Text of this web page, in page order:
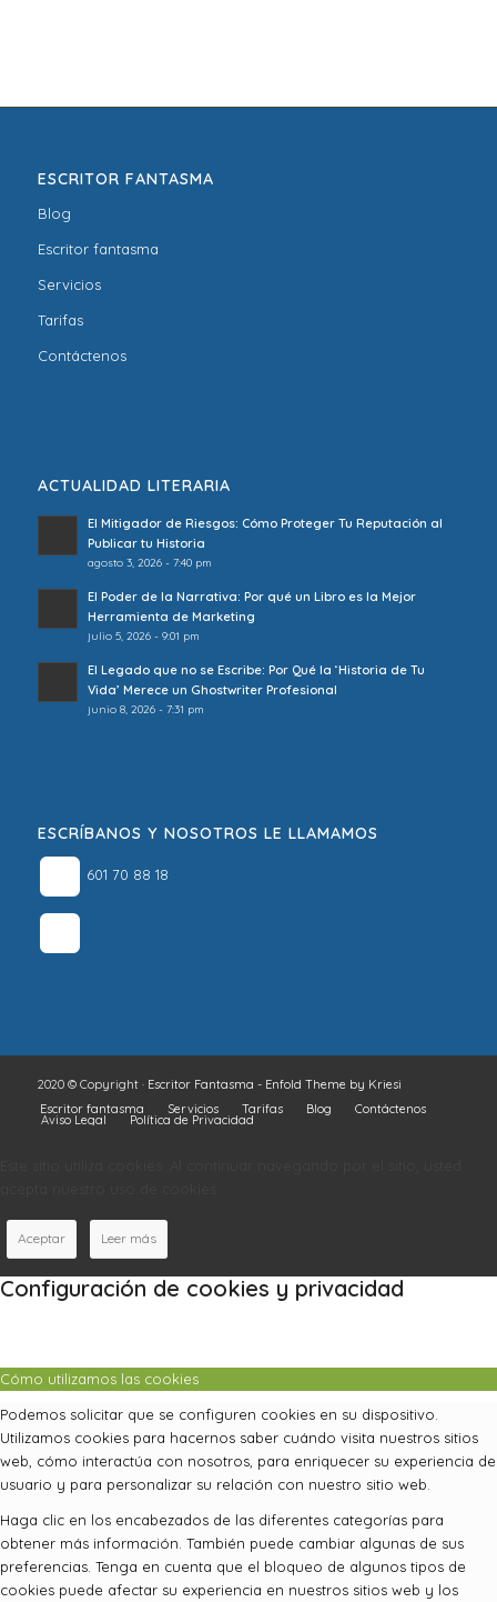
ESCRITOR FANTASMA
Blog
Escritor fantasma
Servicios
Tarifas
Contáctenos
ACTUALIDAD LITERARIA
El Mitigador de Riesgos: Cómo Proteger Tu Reputación al
Publicar tu Historia
agosto 3, 2026 - 7:40 pm
El Poder de la Narrativa: Por qué un Libro es la Mejor
Herramienta de Marketing
julio 5, 2026 - 9:01 pm
El Legado que no se Escribe: Por Qué la ‘Historia de Tu
Vida’ Merece un Ghostwriter Profesional
junio 8, 2026 - 7:31 pm
ESCRÍBANOS Y NOSOTROS LE LLAMAMOS
601 70 88 18
2020 © Copyright · Escritor Fantasma - Enfold Theme by Kriesi
Escritor fantasma
Servicios Tarifas Blog Contáctenos
Aviso Legal Política de Privacidad
Aceptar Leer más
Configuración de cookies y privacidad
Cómo utilizamos las cookies
Podemos solicitar que se configuren cookies en su dispositivo.
Utilizamos cookies para hacernos saber cuándo visita nuestros sitios
web, cómo interactúa con nosotros, para enriquecer su experiencia de
usuario y para personalizar su relación con nuestro sitio web.
Haga clic en los encabezados de las diferentes categorías para
obtener más información. También puede cambiar algunas de sus
preferencias. Tenga en cuenta que el bloqueo de algunos tipos de
cookies puede afectar su experiencia en nuestros sitios web y los